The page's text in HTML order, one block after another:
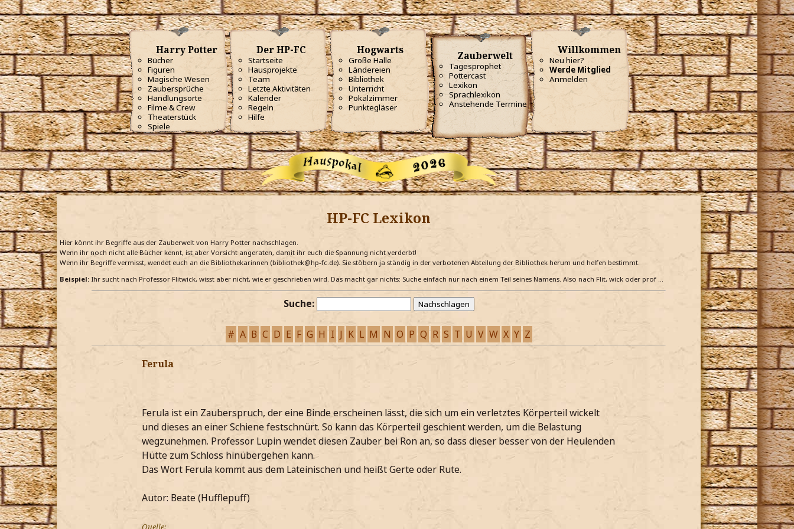
Harry Potter
Bücher
Figuren
Magische Wesen
Zaubersprüche
Handlungsorte
Filme & Crew
Theaterstück
Spiele
Der HP-FC
Startseite
Hausprojekte
Team
Letzte Aktivitäten
Kalender
Regeln
Hilfe
Hogwarts
Große Halle
Ländereien
Bibliothek
Unterricht
Pokalzimmer
Punktegläser
Zauberwelt
Tagesprophet
Pottercast
Lexikon
Sprachlexikon
Anstehende Termine
Willkommen
Neu hier?
Werde Mitglied
Anmelden
HP-FC Lexikon
Hier könnt ihr Begriffe aus der Zauberwelt von Harry Potter nachschlagen.
Wenn ihr noch nicht alle Bücher kennt, ist aber Vorsicht angeraten, damit ihr euch die Spannung nicht verderbt!
Wenn ihr Begriffe vermisst, wendet euch an die Bibliothekarinnen (bibliothek@hp-fc.de). Sie stöbern ja ständig in der verbotenen Abteilung der Bibliothek herum und helfen bestimmt.
Beispiel: Ihr sucht nach Professor Flitwick, wisst aber nicht, wie er geschrieben wird. Das macht gar nichts: Suche einfach nur nach einem Teil seines Namens. Also nach Flit, wick oder prof …
Suche:
# A B C D E F G H I J K L M N O P Q R S T U V W X Y Z
Ferula
Ferula ist ein Zauberspruch, der eine Binde erscheinen lässt, die sich um ein verletztes Körperteil wickelt
und dieses an einer Schiene festschnürt. So kann das Körperteil geschient werden, um die Belastung
wegzunehmen. Professor Lupin wendet diesen Zauber bei Ron an, so dass dieser besser von der Heulenden
Hütte zum Schloss hinübergehen kann.
Das Wort Ferula kommt aus dem Lateinischen und heißt Gerte oder Rute.
Autor: Beate (Hufflepuff)
Quelle: